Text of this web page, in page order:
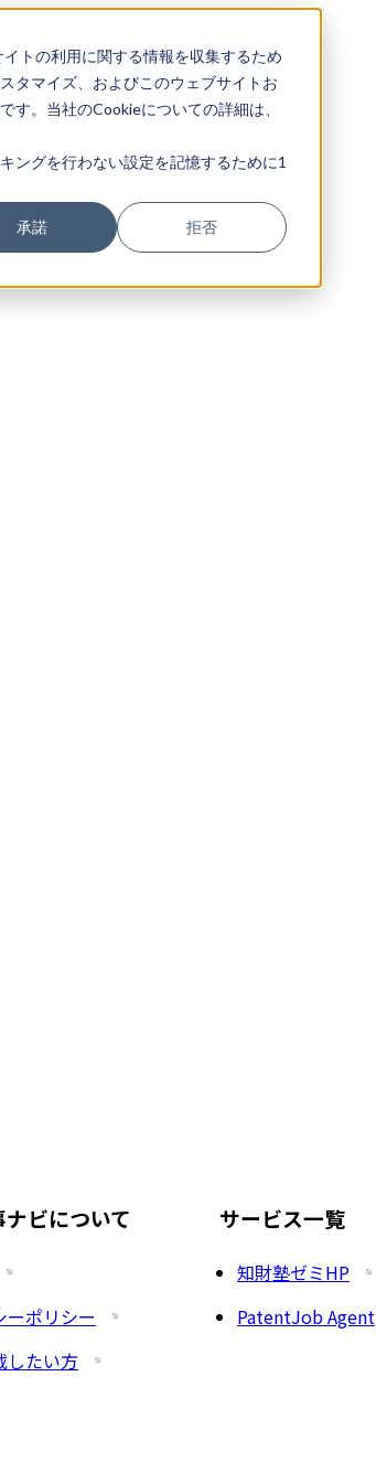
トの利用に関する情報を収集するため
タマイズ、およびこのウェブサイトお
す。当社のCookieについての詳細は、
ングを行わない設定を記憶するために1
承諾 拒否
ビについて
ーポリシー
したい方
サービス一覧
知財塾ゼミHP
PatentJob Agent